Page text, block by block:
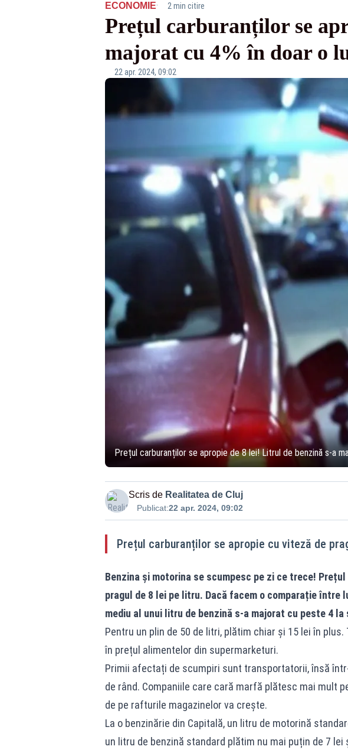
ECONOMIE· 2 min citire
Prețul carburanților se
majorat cu 4% în doar o
22 apr. 2024, 09:02
Prețul carburanților se apropie de 8 lei! Litrul de benzină s-a
Scris de Realitatea de Cluj
Publicat:22 apr. 2024, 09:02
Prețul carburanților se apropie cu viteză de
Benzina și motorina se scumpesc pe zi ce trece!
pragul de 8 lei pe litru. Dacă facem o comparație între
mediu al unui litru de benzină s-a majorat cu peste 4 la
Pentru un plin de 50 de litri, plătim chiar și 15 lei în
în prețul alimentelor din supermarketuri.
Primii afectați de scumpiri sunt transportatorii, însă
de rând. Companiile care cară marfă plătesc mai mult
de pe rafturile magazinelor va crește.
La o benzinărie din Capitală, un litru de motorină
un litru de benzină standard plătim nu mai puțin de 7 lei